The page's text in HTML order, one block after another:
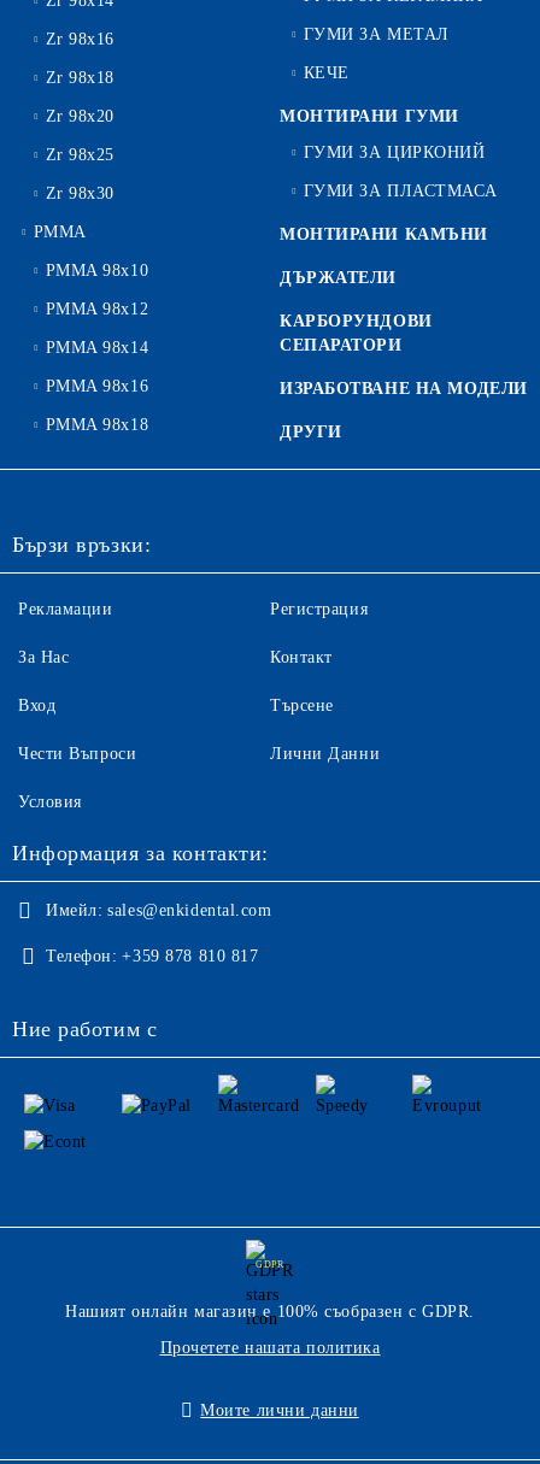
Zr 98x16
Zr 98x18
Zr 98x20
Zr 98x25
Zr 98x30
PMMA
PMMA 98x10
PMMA 98x12
PMMA 98x14
PMMA 98x16
PMMA 98x18
ГУМИ ЗА МЕТАЛ
КЕЧЕ
МОНТИРАНИ ГУМИ
ГУМИ ЗА ЦИРКОНИЙ
ГУМИ ЗА ПЛАСТМАСА
МОНТИРАНИ КАМЪНИ
ДЪРЖАТЕЛИ
КАРБОРУНДОВИ
СЕПАРАТОРИ
ИЗРАБОТВАНЕ НА МОДЕЛИ
ДРУГИ
Бързи връзки:
Рекламации
За Нас
Вход
Чести Въпроси
Регистрация
Контакт
Търсене
Лични Данни
Условия
Информация за контакти:
Имейл: sales@enkidental.com
Телефон: +359 878 810 817
Ние работим с
GDPR
Нашият онлайн магазин е 100% съобразен с GDPR.
Прочетете нашата политика
Моите лични данни